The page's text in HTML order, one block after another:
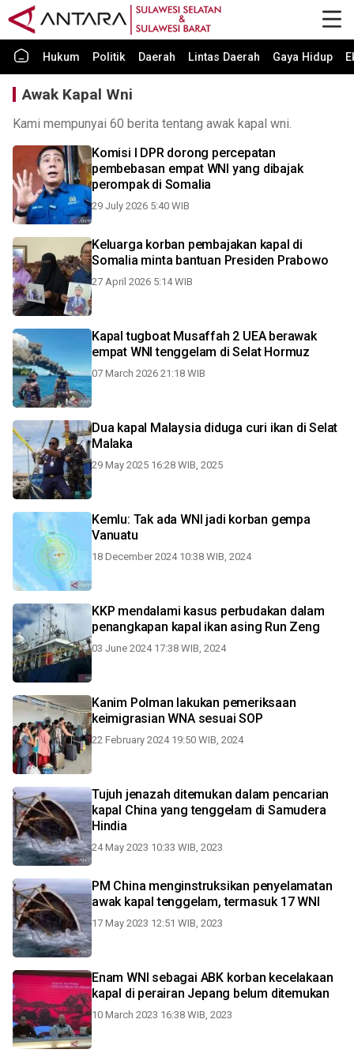
Hukum Politik Daerah Lintas Daerah Gaya Hidup
Awak Kapal Wni
Kami mempunyai 60 berita tentang awak kapal wni.
Komisi I DPR dorong percepatan
pembebasan empat WNI yang dibajak
perompak di Somalia
29 July 2026 5:40 WIB
Keluarga korban pembajakan kapal di
Somalia minta bantuan Presiden Prabowo
27 April 2026 5:14 WIB
Kapal tugboat Musaffah 2 UEA berawak
empat WNI tenggelam di Selat Hormuz
07 March 2026 21:18 WIB
Dua kapal Malaysia diduga curi ikan di Selat
Malaka
29 May 2025 16:28 WIB, 2025
Kemlu: Tak ada WNI jadi korban gempa
Vanuatu
18 December 2024 10:38 WIB, 2024
KKP mendalami kasus perbudakan dalam
penangkapan kapal ikan asing Run Zeng
03 June 2024 17:38 WIB, 2024
Kanim Polman lakukan pemeriksaan
keimigrasian WNA sesuai SOP
22 February 2024 19:50 WIB, 2024
Tujuh jenazah ditemukan dalam pencarian
kapal China yang tenggelam di Samudera
Hindia
24 May 2023 10:33 WIB, 2023
PM China menginstruksikan penyelamatan
awak kapal tenggelam, termasuk 17 WNI
17 May 2023 12:51 WIB, 2023
Enam WNI sebagai ABK korban kecelakaan
kapal di perairan Jepang belum ditemukan
10 March 2023 16:38 WIB, 2023